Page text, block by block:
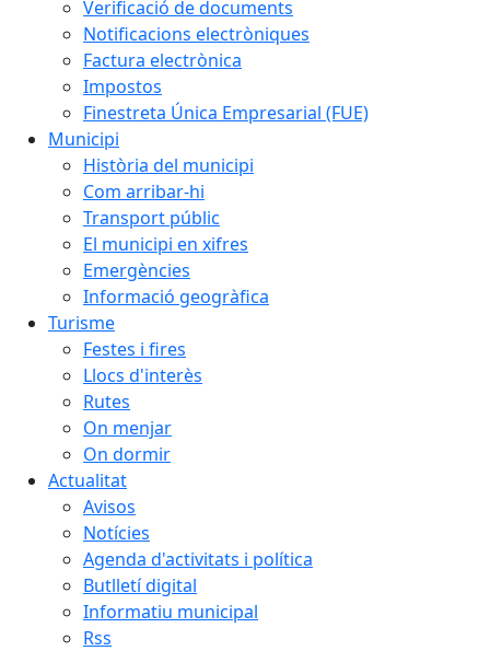
Verificació de documents
Notificacions electròniques
Factura electrònica
Impostos
Finestreta Única Empresarial (FUE)
Municipi
Història del municipi
Com arribar-hi
Transport públic
El municipi en xifres
Emergències
Informació geogràfica
Turisme
Festes i fires
Llocs d'interès
Rutes
On menjar
On dormir
Actualitat
Avisos
Notícies
Agenda d'activitats i política
Butlletí digital
Informatiu municipal
Rss